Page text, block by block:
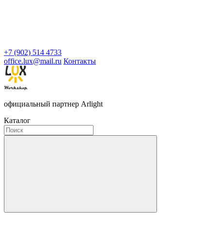
+7 (902) 514 4733
office.lux@mail.ru Контакты
официальный партнер Arlight
Каталог